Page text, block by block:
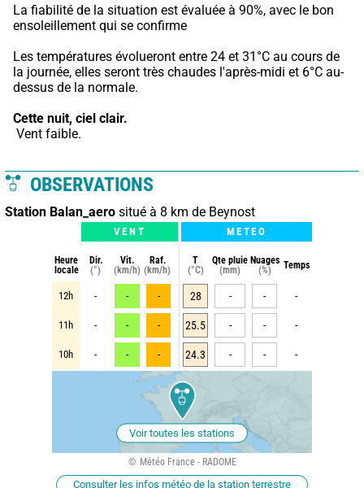
La fiabilité de la situation est évaluée à 90%, avec le bon
ensoleillement qui se confirme
Les températures évolueront entre 24 et 31°C au cours de
la journée, elles seront très chaudes l'après-midi et 6°C au-
dessus de la normale.
Cette nuit, ciel clair.
Vent faible.
OBSERVATIONS
Station Balan_aero situé à 8 km de Beynost
VENT METEO
Heure
locale
Dir.
(°)
Vit.
(km/h)
Raf.
(km/h)
T
(°C)
Qte pluie
(mm)
Nuages
(%)
Temps
12h - - - 28 - - -
11h - - - 25.5 - - -
10h - - - 24.3 - - -
Voir toutes les stations
Météo France - RADOME
Consulter les infos météo de la station terrestre